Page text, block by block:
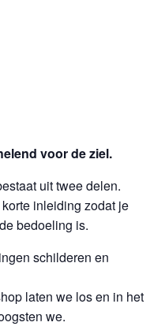
voor de ziel.
uit twee delen.
inleiding zodat je
bedoeling is.
schilderen en
laten we los en in het
we.